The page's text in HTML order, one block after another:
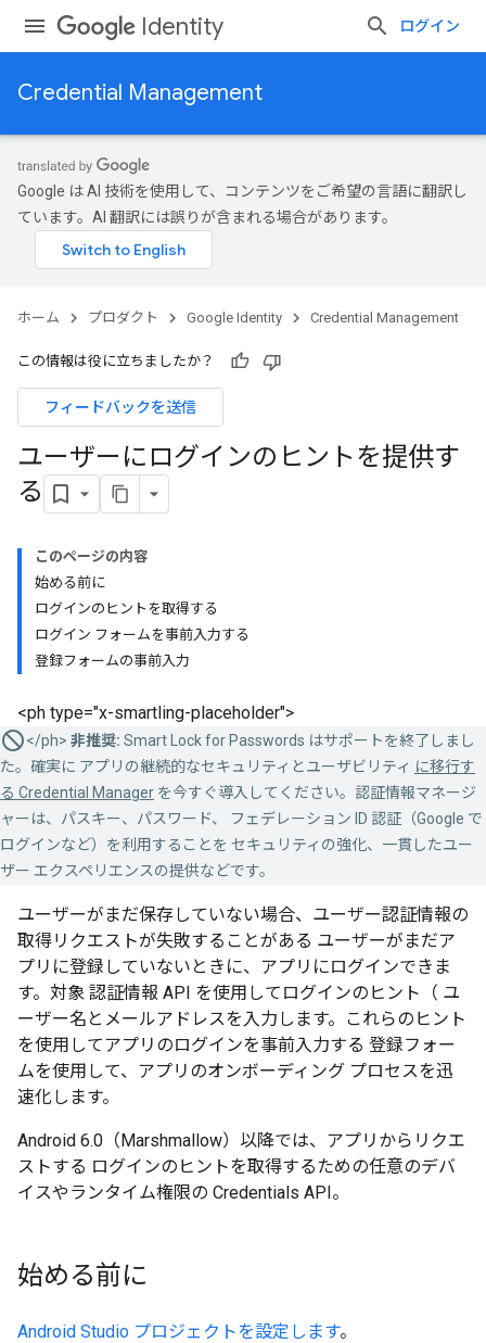
Identity ログイン
Credential Management
Google は AI 技術を使用して、コンテンツをご希望の言語に翻訳し
ています。AI 翻訳には誤りが含まれる場合があります。
ホーム プロダクト Google Identity Credential Management
この情報は役に立ちましたか？
フィードバックを送信
ユーザーにログインのヒントを提供す
る
このページの内容
始める前に
ログインのヒントを取得する
ログイン フォームを事前入力する
登録フォームの事前入力
<ph type="x-smartling-placeholder">
</ph> 非推奨: Smart Lock for Passwords はサポートを終了しまし
た。確実に アプリの継続的なセキュリティとユーザビリティ に移行す
る Credential Manager を今すぐ導入してください。認証情報マネージ
ャーは、パスキー、パスワード、 フェデレーション ID 認証（Google で
ログインなど）を利用することを セキュリティの強化、一貫したユー
ザー エクスペリエンスの提供などです。
ユーザーがまだ保存していない場合、ユーザー認証情報の
取得リクエストが失敗することがある ユーザーがまだア
プリに登録していないときに、アプリにログインできま
す。対象 認証情報 API を使用してログインのヒント（ ユ
ーザー名とメールアドレスを入力します。これらのヒント
を使用してアプリのログインを事前入力する 登録フォー
ムを使用して、アプリのオンボーディング プロセスを迅
速化します。
Android 6.0（Marshmallow）以降では、アプリからリクエ
ストする ログインのヒントを取得するための任意のデバ
イスやランタイム権限の Credentials API。
始める前に
Android Studio プロジェクトを設定します。